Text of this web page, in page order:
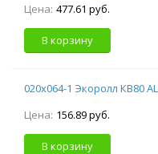
Цена: 477.61 руб.
В корзину
020х064-1 Экоролл КВ80
Цена: 156.89 руб.
В корзину